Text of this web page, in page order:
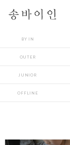
BY IN
OUTER
JUNIOR
OFFLINE